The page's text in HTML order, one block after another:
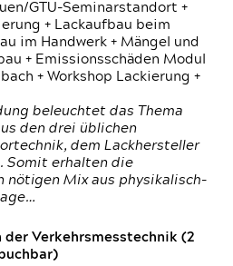
GTÜ-Seminarstandort +
+ Lackaufbau beim
im Handwerk + Mängel und
+ Emissionsschäden Modul
+ Workshop Lackierung +
beleuchtet das Thema
den drei üblichen
dem Lackhersteller
Somit erhalten die
nötigen Mix aus physikalisch-
Verkehrsmesstechnik (2